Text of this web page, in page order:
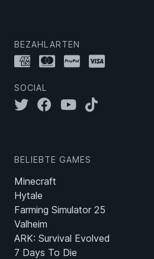
BEZAHLARTEN
SOCIAL
BELIEBTE GAMES
Minecraft
Hytale
Farming Simulator 25
Valheim
ARK: Survival Evolved
7 Days To Die